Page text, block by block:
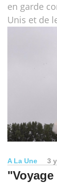
en garde
Unis et de
A La Une 3